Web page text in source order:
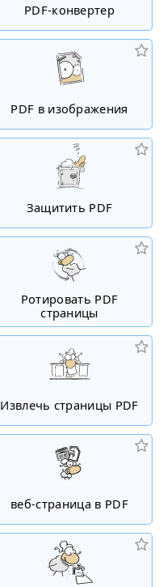
PDF-конвертер
PDF в изображения
Защитить PDF
Ротировать PDF
страницы
Извлечь страницы PDF
веб-страница в PDF